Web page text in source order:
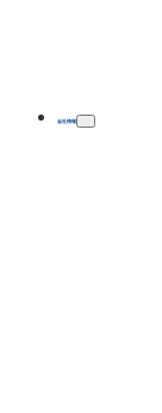
会社情報